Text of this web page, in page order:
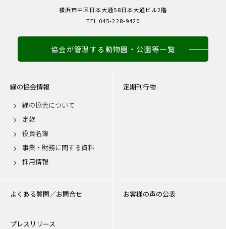
横浜市中区日本大通58日本大通ビル2階
TEL 045-228-9420
協会が管理する動物園・公園等一覧
緑の協会情報
緑の協会について
定款
役員名簿
事業・財務に関する資料
採用情報
定期刊行物
よくある質問／お問合せ お客様の声の公表
プレスリリース